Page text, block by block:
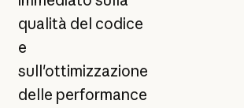
qualità del codice
e
sull'ottimizzazione
delle performance